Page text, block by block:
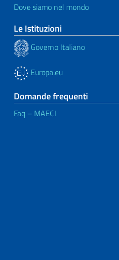
Dove siamo nel mondo
Le Istituzioni
Governo Italiano
Europa.eu
Domande frequenti
Faq – MAECI